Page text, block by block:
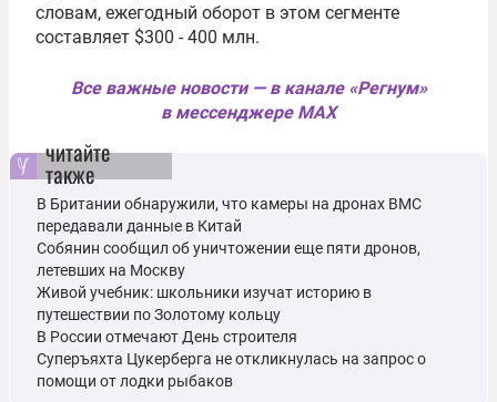
словам, ежегодный оборот в этом сегменте
составляет $300 - 400 млн.
Все важные новости — в канале «Регнум»
в мессенджере MAX
читайте
также
В Британии обнаружили, что камеры на дронах ВМС
передавали данные в Китай
Собянин сообщил об уничтожении еще пяти дронов,
летевших на Москву
Живой учебник: школьники изучат историю в
путешествии по Золотому кольцу
В России отмечают День строителя
Суперъяхта Цукерберга не откликнулась на запрос о
помощи от лодки рыбаков